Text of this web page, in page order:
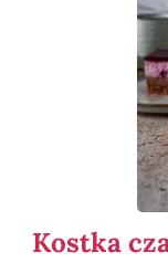
Kostka